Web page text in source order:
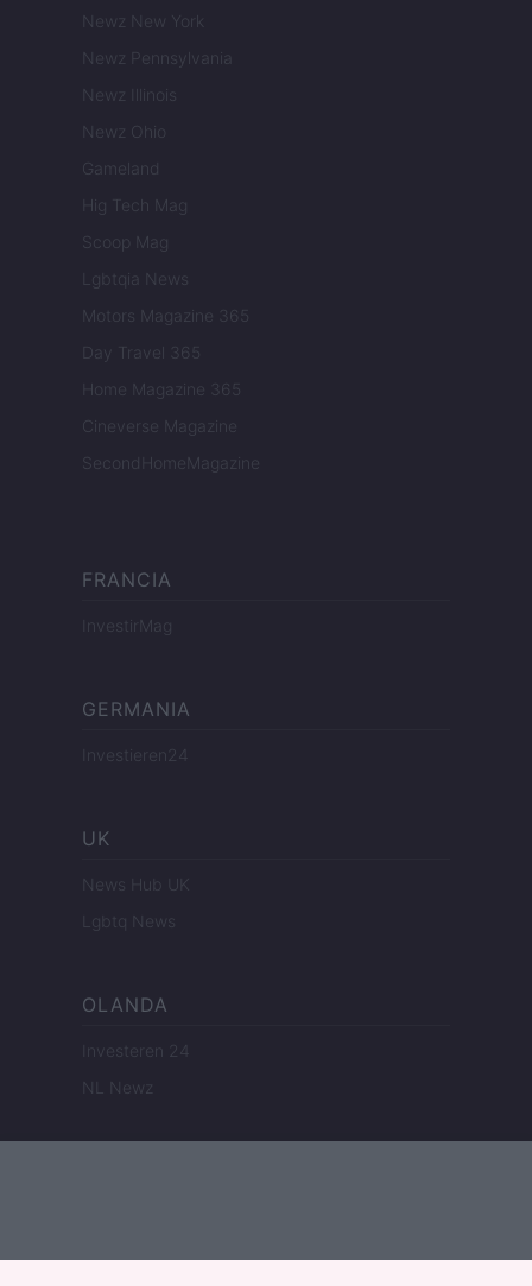
Newz New York
Newz Pennsylvania
Newz Illinois
Newz Ohio
Gameland
Hig Tech Mag
Scoop Mag
Lgbtqia News
Motors Magazine 365
Day Travel 365
Home Magazine 365
Cineverse Magazine
SecondHomeMagazine
FRANCIA
InvestirMag
GERMANIA
Investieren24
UK
News Hub UK
Lgbtq News
OLANDA
Investeren 24
NL Newz